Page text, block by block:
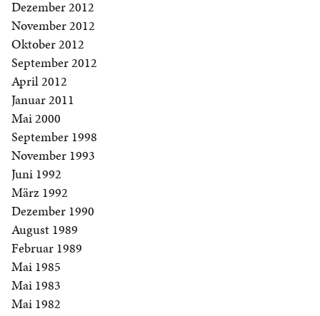
Dezember 2012
November 2012
Oktober 2012
September 2012
April 2012
Januar 2011
Mai 2000
September 1998
November 1993
Juni 1992
März 1992
Dezember 1990
August 1989
Februar 1989
Mai 1985
Mai 1983
Mai 1982